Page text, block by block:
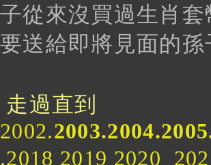
子從來沒買過生肖
要送給即將見面的
走過直到
2002.
.2018 2019 2020